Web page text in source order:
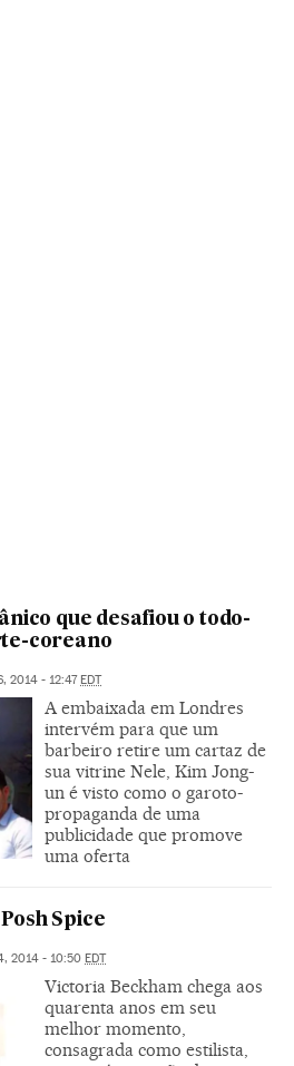
que desafiou o todo-
coreano
2014 - 12:47EDT
A embaixada em Londres
intervém para que um
barbeiro retire um cartaz de
sua vitrine Nele, Kim Jong-
un é visto como o garoto-
propaganda de uma
publicidade que promove
uma oferta
Spice
2014 - 10:50 EDT
Victoria Beckham chega aos
quarenta anos em seu
melhor momento,
consagrada como estilista,